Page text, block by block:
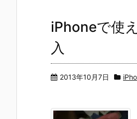
iPhoneで使
入
2013年10月7日